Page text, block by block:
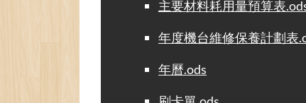
主要材料耗用量預算表
年度機台維修保養計劃表
年曆.ods